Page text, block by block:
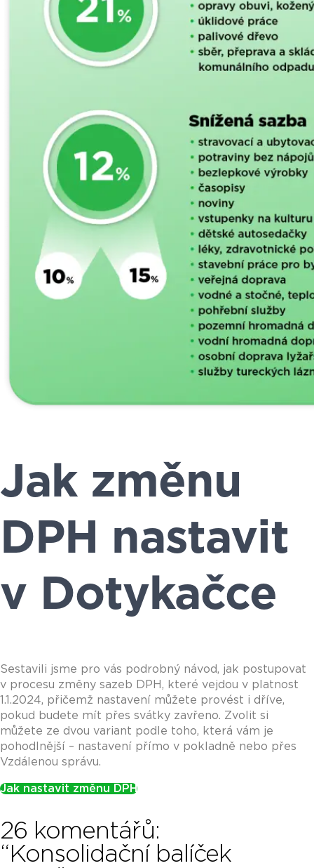
Jak změnu
DPH nastavit
v Dotykačce
Sestavili jsme pro vás podrobný návod, jak postupovat
v procesu změny sazeb DPH, které vejdou v platnost
1.1.2024, přičemž nastavení můžete provést i dříve,
pokud budete mít přes svátky zavřeno. Zvolit si
můžete ze dvou variant podle toho, která vám je
pohodlnější – nastavení přímo v pokladně nebo přes
Vzdálenou správu.
Jak nastavit změnu DPH
26 komentářů:
“Konsolidační balíček